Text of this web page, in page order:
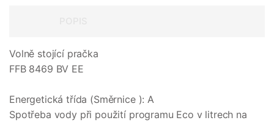
Volně stojící pračka
FFB 8469 BV EE
Energetická třída (Směrnice ): A
Spotřeba vody při použití programu Eco v litrech na